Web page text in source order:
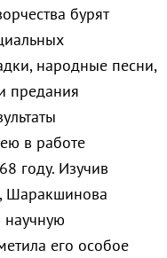
бурят
народные песни,
предания
в работе
году. Изучив
Шаракшинова
его особое